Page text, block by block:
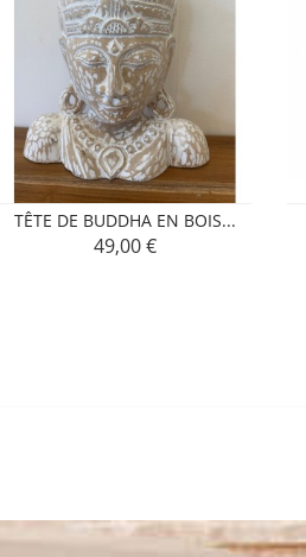
TÊTE DE BUDDHA EN BOIS...
Prix
49,00 €